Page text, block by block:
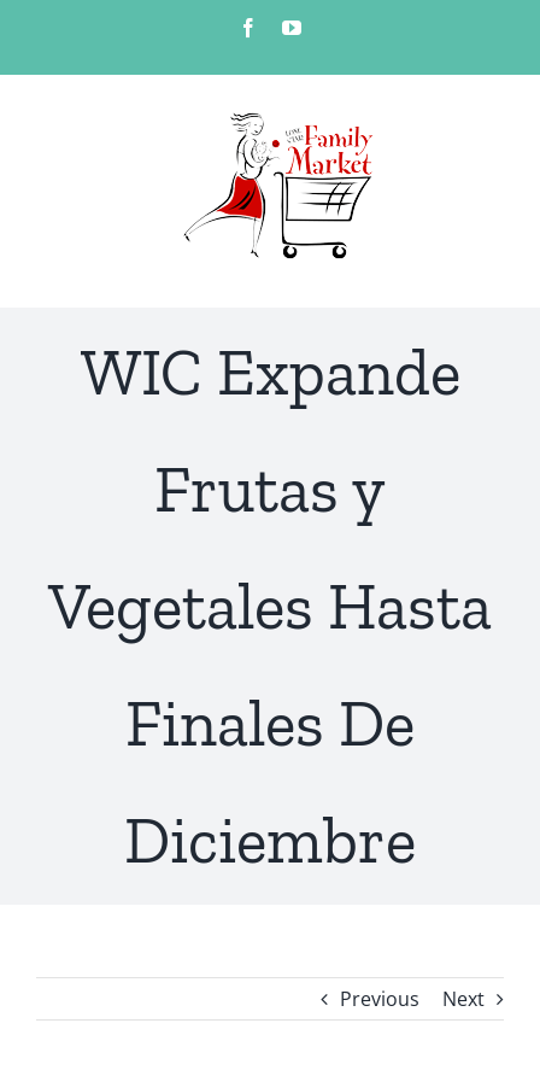
content
FacebookYouTube
WIC Expande
Frutas y
Vegetales Hasta
Finales De
Diciembre
Previous Next